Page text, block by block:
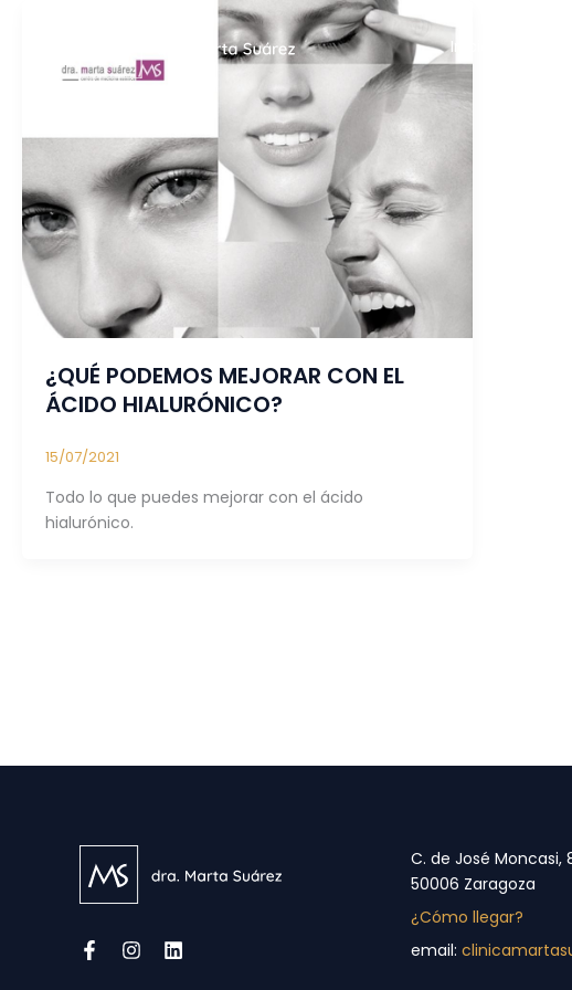
contenido
Inicio
¿QUÉ PODEMOS MEJORAR CON EL
ÁCIDO HIALURÓNICO?
15/07/2021
Todo lo que puedes mejorar con el ácido
hialurónico.
C. de José Moncasi,
50006 Zaragoza
¿Cómo llegar?
email: